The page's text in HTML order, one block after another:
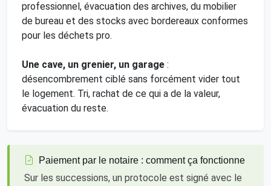
professionnel, évacuation des archives, du mobilier
de bureau et des stocks avec bordereaux conformes
pour les déchets pro.
Une cave, un grenier, un garage :
désencombrement ciblé sans forcément vider tout
le logement. Tri, rachat de ce qui a de la valeur,
évacuation du reste.
Paiement par le notaire : comment ça fonctionne
Sur les successions, un protocole est signé avec le